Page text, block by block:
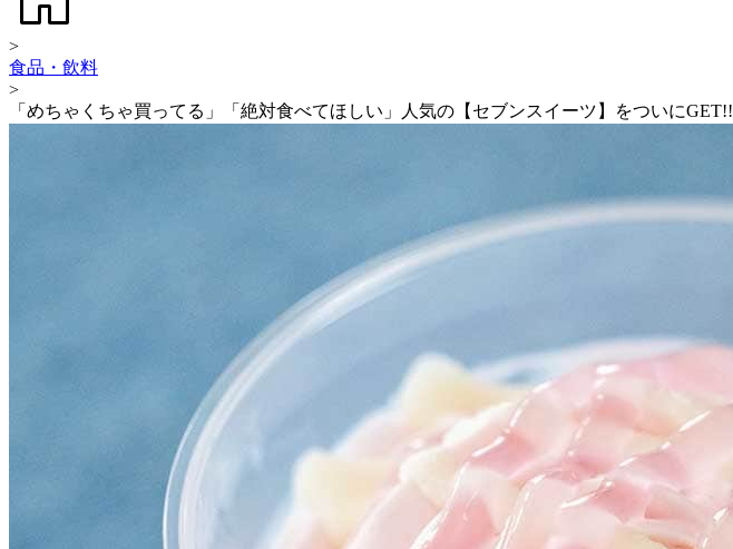
>
食品・飲料
>
「めちゃくちゃ買ってる」「絶対食べてほしい」人気の【セブンスイーツ】をついにGET!!